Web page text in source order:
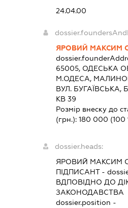
24.04.00
ЯРОВИЙ МАКСИМ
65005, ОДЕСЬКА
М.ОДЕСА,
ВУЛ. БУГАЇВСЬКА,
КВ 39
Розмір внеску до
(грн.): 180 000 (100
dossier.heads:
ЯРОВИЙ МАКСИМ
ПІДПИСАНТ-
ВДПОВІДНО ДО
ЗАКОНОДАВСТВА
dossier.position -